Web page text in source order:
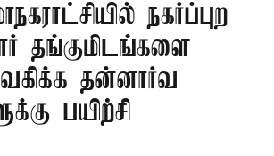
நகர்ப்புற
தங்குமிடங்களை
தன்னார்வ
பயிற்சி